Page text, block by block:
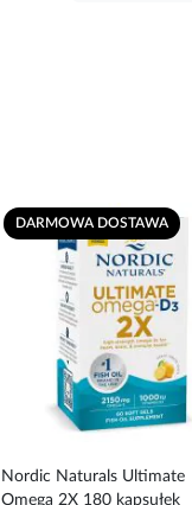
DARMOWA DOSTAWA
Nordic Naturals Ultimate
Omega 2X 180 kapsułek